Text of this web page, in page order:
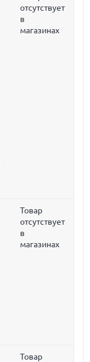
отсутствует
в
магазинах
Товар
отсутствует
в
магазинах
Товар